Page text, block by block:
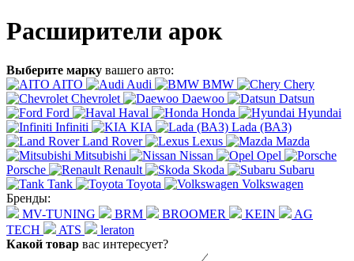
Расширители арок
Выберите марку вашего авто:
AITO
Audi BMW
Chery
Chevrolet
Daewoo
Datsun
Ford
Haval Honda
Hyundai
Infiniti
KIA
Lada (ВАЗ)
Land Rover
Lexus
Mazda
Mitsubishi
Nissan
Opel
Porsche
Renault Skoda
Subaru
Tank
Toyota
Volkswagen
Бренды:
MV-TUNING
BRM BROOMER KEIN
AG
TECH
ATS
leraton
Какой товар вас интересует?